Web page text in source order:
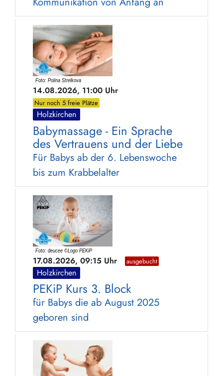
14.08.2026, 11:00 Uhr
Nur noch 5 freie Plätze
Holzkirchen
Babymassage - Ein Sprache
des Vertrauens und der Liebe
Für Babys ab der 6. Lebenswoche
bis zum Krabbelalter
17.08.2026, 09:15 Uhr ausgebucht
Holzkirchen
PEKiP Kurs 3. Block
für Babys die ab August 2025
geboren sind